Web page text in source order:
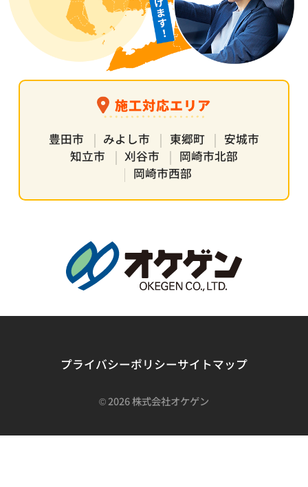
施工対応エリア
豊田市 みよし市 東郷町
安城市
知立市
刈谷市
岡崎市北部
岡崎市西部
プライバシーポリシーサイトマップ
©2026 株式会社オケゲン